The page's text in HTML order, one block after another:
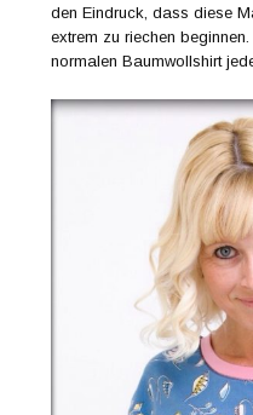
den Eindruck, dass diese
extrem zu riechen
normalen Baumwollshirt